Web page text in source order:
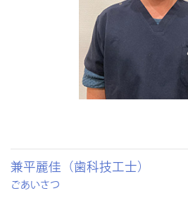
兼平麗佳（歯科技工士）
ごあいさつ